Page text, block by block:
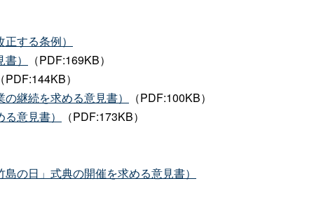
する条例）
）
（PDF:169KB）
PDF:144KB）
継続を求める意見書）
（PDF:100KB）
意見書）
（PDF:173KB）
の日」式典の開催を求める意見書）